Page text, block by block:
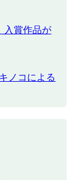
賞作品が
ノコによる